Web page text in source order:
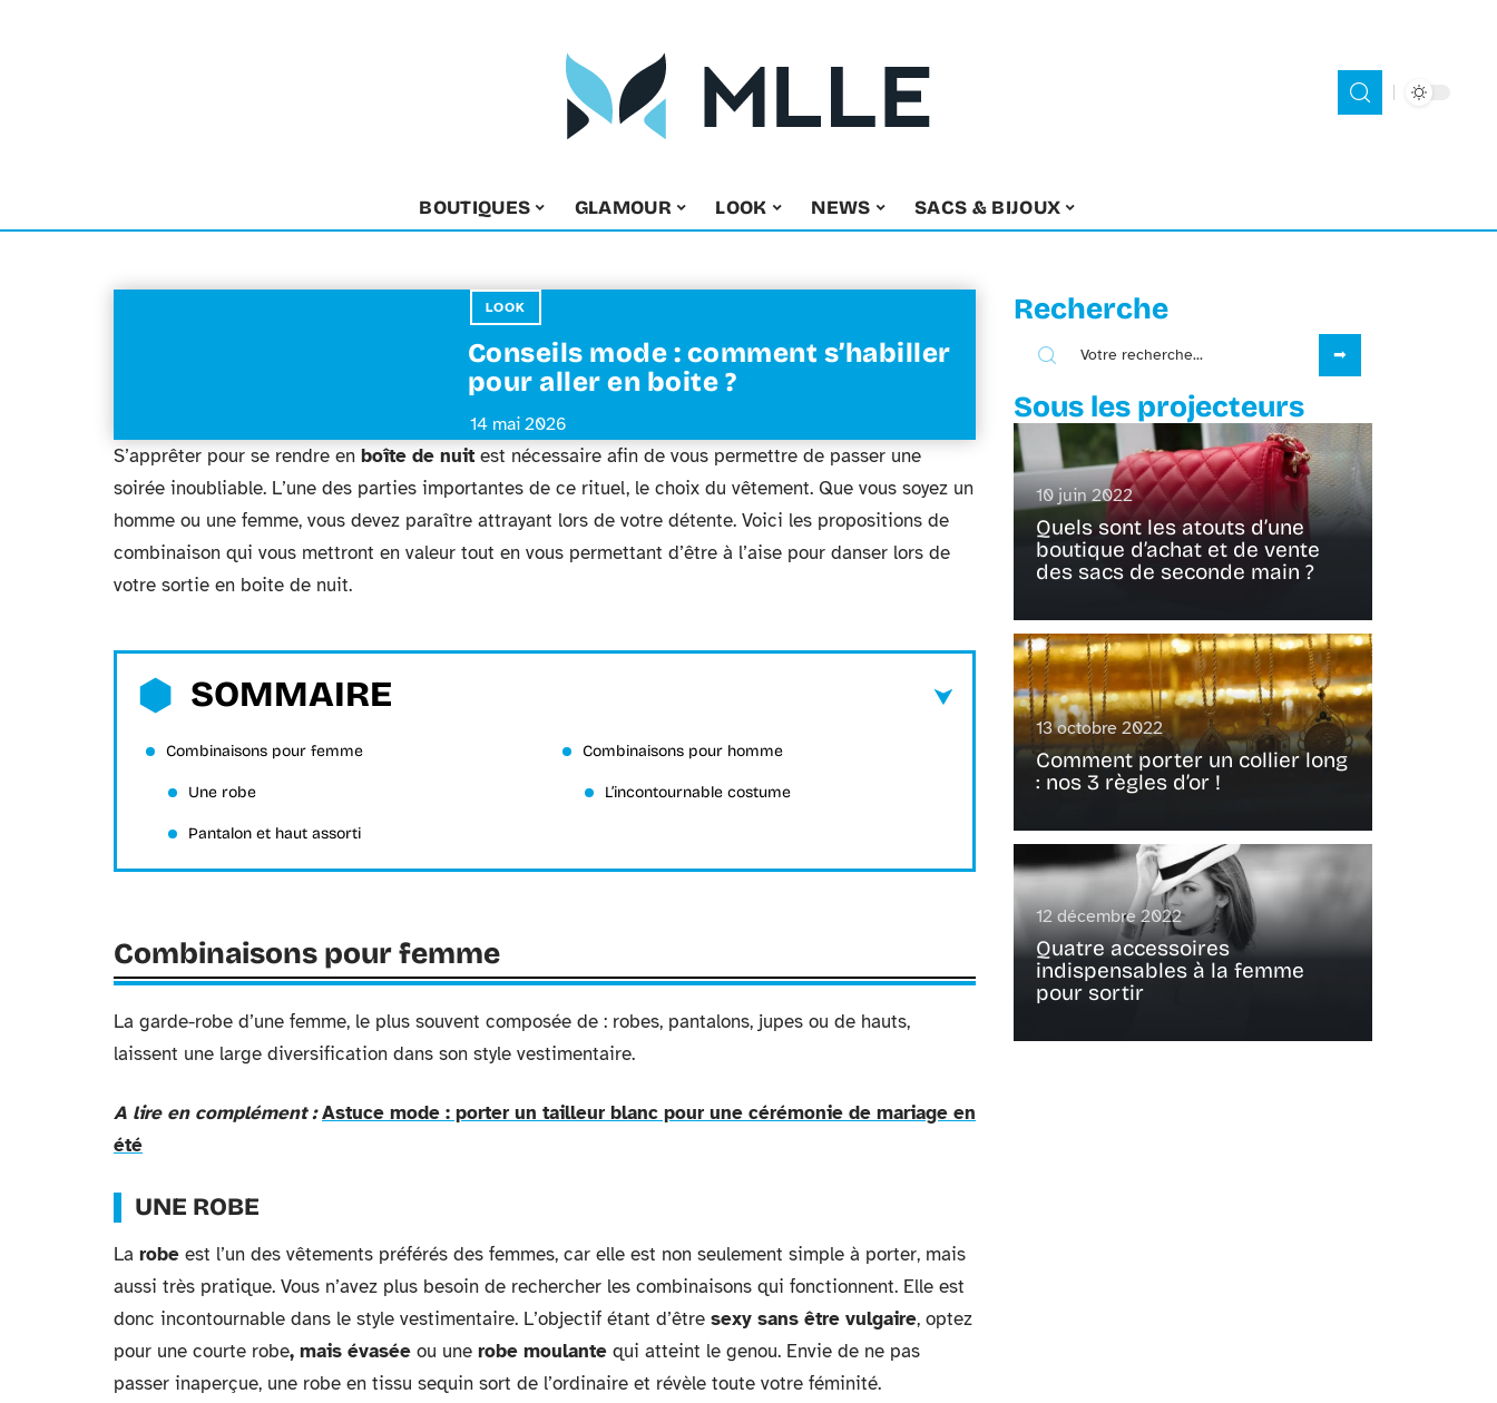
BOUTIQUES GLAMOUR LOOK NEWS SACS & BIJOUX
LOOK
Conseils mode : comment s’habiller
pour aller en boite ?
14 mai 2026
S’apprêter pour se rendre en boîte de nuit est nécessaire afin de vous permettre de passer une
soirée inoubliable. L’une des parties importantes de ce rituel, le choix du vêtement. Que vous soyez un
homme ou une femme, vous devez paraître attrayant lors de votre détente. Voici les propositions de
combinaison qui vous mettront en valeur tout en vous permettant d’être à l’aise pour danser lors de
votre sortie en boite de nuit.
SOMMAIRE
Combinaisons pour femme
Une robe
Pantalon et haut assorti
Combinaisons pour homme
L’incontournable costume
Combinaisons pour femme
La garde-robe d’une femme, le plus souvent composée de : robes, pantalons, jupes ou de hauts,
laissent une large diversification dans son style vestimentaire.
A lire en complément : Astuce mode : porter un tailleur blanc pour une cérémonie de mariage en
été
UNE ROBE
La robe est l’un des vêtements préférés des femmes, car elle est non seulement simple à porter, mais
aussi très pratique. Vous n’avez plus besoin de rechercher les combinaisons qui fonctionnent. Elle est
donc incontournable dans le style vestimentaire. L’objectif étant d’être sexy sans être vulgaire, optez
pour une courte robe, mais évasée ou une robe moulante qui atteint le genou. Envie de ne pas
passer inaperçue, une robe en tissu sequin sort de l’ordinaire et révèle toute votre féminité.
Recherche
Sous les projecteurs
10 juin 2022
Quels sont les atouts d’une
boutique d’achat et de vente
des sacs de seconde main ?
13 octobre 2022
Comment porter un collier long
: nos 3 règles d’or !
12 décembre 2022
Quatre accessoires
indispensables à la femme
pour sortir